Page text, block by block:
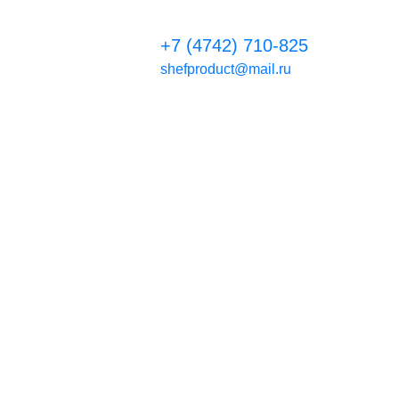
+7 (4742) 710-825
shefproduct@mail.ru